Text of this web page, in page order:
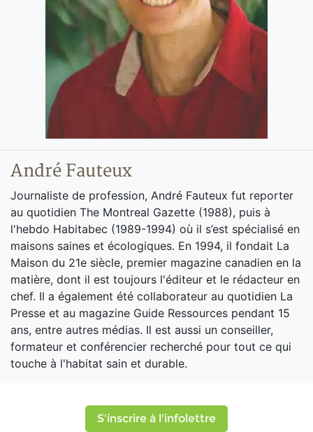
André Fauteux
Journaliste de profession, André Fauteux fut reporter
au quotidien The Montreal Gazette (1988), puis à
l'hebdo Habitabec (1989-1994) où il s’est spécialisé en
maisons saines et écologiques. En 1994, il fondait La
Maison du 21e siècle, premier magazine canadien en la
matière, dont il est toujours l'éditeur et le rédacteur en
chef. Il a également été collaborateur au quotidien La
Presse et au magazine Guide Ressources pendant 15
ans, entre autres médias. Il est aussi un conseiller,
formateur et conférencier recherché pour tout ce qui
touche à l'habitat sain et durable.
S'inscrire à l'infolettre